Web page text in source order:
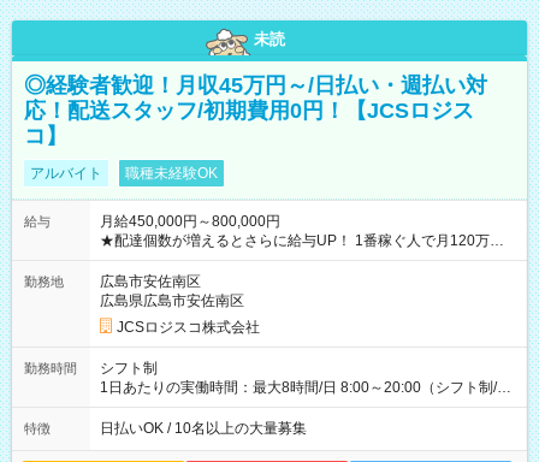
未読
◎経験者歓迎！月収45万円～/日払い・週払い対
応！配送スタッフ/初期費用0円！【JCSロジス
コ】
アルバイト 職種未経験OK
給与
月給450,000円～800,000円
★配達個数が増えるとさらに給与UP！ 1番稼ぐ人で月120万ほ
ど！ ・主要都市エリア 月収55万円／週5日稼働 月収65万~112
万円／週6日稼働 ・地方郊外エリア 月収40万円／週5日稼働 月
収40万円~50万円／週6日稼働 ＜モデルイメージ＞ ■月収50万
円 (27歳男性/江東区在住)※元建築関係 1日150個配達×25日勤務
(日休み) ■月収80万円(43歳男性/墨田区在住)※元営業 1日200個
勤務地
広島市安佐南区
広島県広島市安佐南区
JCSロジスコ株式会社
勤務時間
シフト制
1日あたりの実働時間：最大8時間/日 8:00～20:00（シフト制/実
働8時間） ※週5日勤務（場所次第では週4も有り） ※配達状況
によって時間外での勤務可能性有り ※案件により多少の前後あ
特徴 日払いOK / 10名以上の大量募集